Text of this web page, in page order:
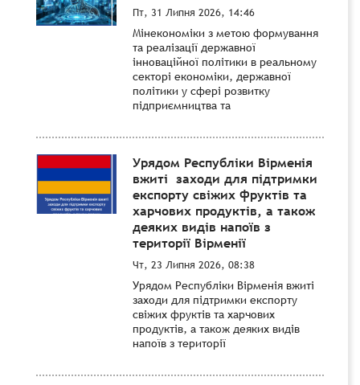
Пт, 31 Липня 2026, 14:46
Мінекономіки з метою формування
та реалізації державної
інноваційної політики в реальному
секторі економіки, державної
політики у сфері розвитку
підприємництва та
Урядом Республіки Вірменія
вжиті заходи для підтримки
експорту свіжих фруктів та
харчових продуктів, а також
деяких видів напоїв з
території Вірменії
Чт, 23 Липня 2026, 08:38
Урядом Республіки Вірменія вжиті
заходи для підтримки експорту
свіжих фруктів та харчових
продуктів, а також деяких видів
напоїв з території